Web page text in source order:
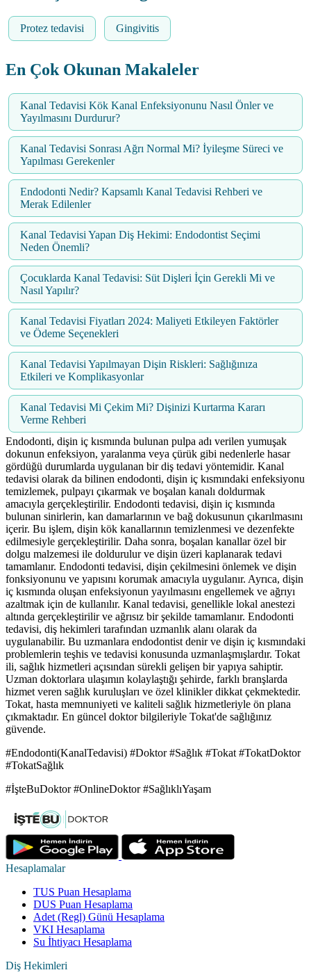
Protez tedavisi Gingivitis
En Çok Okunan Makaleler
Kanal Tedavisi Kök Kanal Enfeksiyonunu Nasıl Önler ve
Yayılmasını Durdurur?
Kanal Tedavisi Sonrası Ağrı Normal Mi? İyileşme Süreci ve
Yapılması Gerekenler
Endodonti Nedir? Kapsamlı Kanal Tedavisi Rehberi ve
Merak Edilenler
Kanal Tedavisi Yapan Diş Hekimi: Endodontist Seçimi
Neden Önemli?
Çocuklarda Kanal Tedavisi: Süt Dişleri İçin Gerekli Mi ve
Nasıl Yapılır?
Kanal Tedavisi Fiyatları 2024: Maliyeti Etkileyen Faktörler
ve Ödeme Seçenekleri
Kanal Tedavisi Yapılmayan Dişin Riskleri: Sağlığınıza
Etkileri ve Komplikasyonlar
Kanal Tedavisi Mi Çekim Mi? Dişinizi Kurtarma Kararı
Verme Rehberi
Endodonti, dişin iç kısmında bulunan pulpa adı verilen yumuşak
dokunun enfeksiyon, yaralanma veya çürük gibi nedenlerle hasar
gördüğü durumlarda uygulanan bir diş tedavi yöntemidir. Kanal
tedavisi olarak da bilinen endodonti, dişin iç kısmındaki enfeksiyonu
temizlemek, pulpayı çıkarmak ve boşalan kanalı doldurmak
amacıyla gerçekleştirilir. Endodonti tedavisi, dişin iç kısmında
bulunan sinirlerin, kan damarlarının ve bağ dokusunun çıkarılmasını
içerir. Bu işlem, dişin kök kanallarının temizlenmesi ve dezenfekte
edilmesiyle gerçekleştirilir. Daha sonra, boşalan kanallar özel bir
dolgu malzemesi ile doldurulur ve dişin üzeri kaplanarak tedavi
tamamlanır. Endodonti tedavisi, dişin çekilmesini önlemek ve dişin
fonksiyonunu ve yapısını korumak amacıyla uygulanır. Ayrıca, dişin
iç kısmında oluşan enfeksiyonun yayılmasını engellemek ve ağrıyı
azaltmak için de kullanılır. Kanal tedavisi, genellikle lokal anestezi
altında gerçekleştirilir ve ağrısız bir şekilde tamamlanır. Endodonti
tedavisi, diş hekimleri tarafından uzmanlık alanı olarak da
uygulanabilir. Bu uzmanlara endodontist denir ve dişin iç kısmındaki
problemlerin teşhis ve tedavisi konusunda uzmanlaşmışlardır. Tokat
ili, sağlık hizmetleri açısından sürekli gelişen bir yapıya sahiptir.
Uzman doktorlara ulaşımın kolaylaştığı şehirde, farklı branşlarda
hizmet veren sağlık kuruluşları ve özel klinikler dikkat çekmektedir.
Tokat, hasta memnuniyeti ve kaliteli sağlık hizmetleriyle ön plana
çıkmaktadır. En güncel doktor bilgileriyle Tokat'de sağlığınız
güvende.
#Endodonti(KanalTedavisi) #Doktor #Sağlık #Tokat #TokatDoktor
#TokatSağlık
#İşteBuDoktor #OnlineDoktor #SağlıklıYaşam
Hesaplamalar
TUS Puan Hesaplama
DUS Puan Hesaplama
Adet (Regl) Günü Hesaplama
VKI Hesaplama
Su İhtiyacı Hesaplama
Diş Hekimleri